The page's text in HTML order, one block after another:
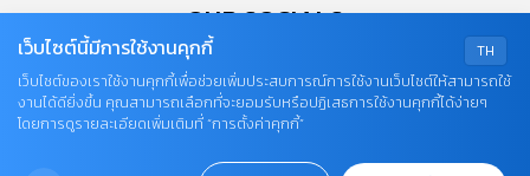
OUR SOCIALS
TH
เว็บไซต์นี้มีการใช้งานคุกกี้
เว็บไซต์ของเราใช้งานคุกกี้เพื่อช่วยเพิ่มประสบการณ์การใช้งานเว็บไซต์ให้สามารถใช้
งานได้ดียิ่งขึ้น คุณสามารถเลือกที่จะยอมรับหรือปฏิเสธการใช้งานคุกกี้ได้ง่ายๆ
โดยการดูรายละเอียดเพิ่มเติมที่ “การตั้งค่าคุกกี้”